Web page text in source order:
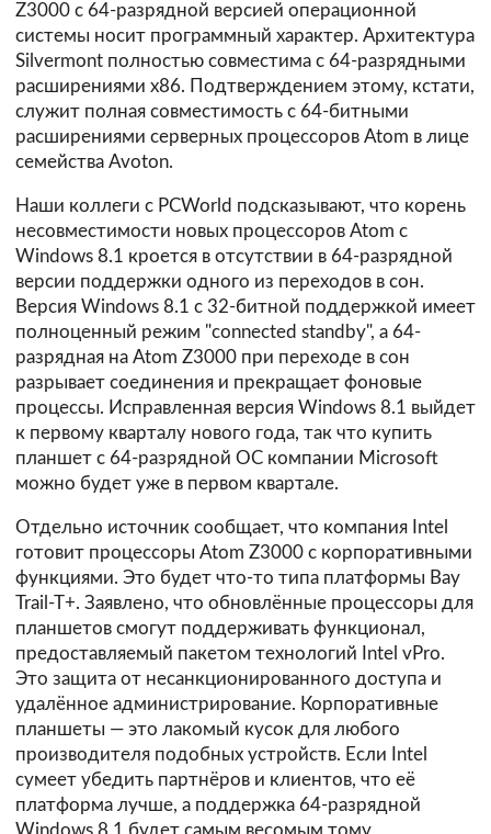
Z3000 с 64-разрядной версией операционной
системы носит программный характер. Архитектура
Silvermont полностью совместима с 64-разрядными
расширениями x86. Подтверждением этому, кстати,
служит полная совместимость с 64-битными
расширениями серверных процессоров Atom в лице
семейства Avoton.
Наши коллеги с PCWorld подсказывают, что корень
несовместимости новых процессоров Atom с
Windows 8.1 кроется в отсутствии в 64-разрядной
версии поддержки одного из переходов в сон.
Версия Windows 8.1 с 32-битной поддержкой имеет
полноценный режим "connected standby", а 64-
разрядная на Atom Z3000 при переходе в сон
разрывает соединения и прекращает фоновые
процессы. Исправленная версия Windows 8.1 выйдет
к первому кварталу нового года, так что купить
планшет с 64-разрядной ОС компании Microsoft
можно будет уже в первом квартале.
Отдельно источник сообщает, что компания Intel
готовит процессоры Atom Z3000 с корпоративными
функциями. Это будет что-то типа платформы Bay
Trail-T+. Заявлено, что обновлённые процессоры для
планшетов смогут поддерживать функционал,
предоставляемый пакетом технологий Intel vPro.
Это защита от несанкционированного доступа и
удалённое администрирование. Корпоративные
планшеты — это лакомый кусок для любого
производителя подобных устройств. Если Intel
сумеет убедить партнёров и клиентов, что её
платформа лучше, а поддержка 64-разрядной
Windows 8.1 будет самым весомым тому